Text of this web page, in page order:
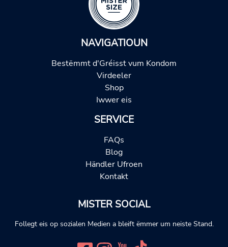
NAVIGATIOUN
Bestëmmt d'Gréisst vum Kondom
Virdeeler
Shop
Iwwer eis
SERVICE
FAQs
Blog
Händler Ufroen
Kontakt
MISTER SOCIAL
Follegt eis op sozialen Medien a bleift ëmmer um neiste Stand.